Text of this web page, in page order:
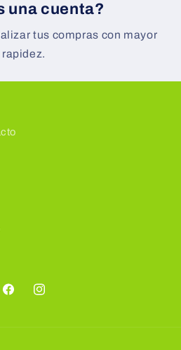
una cuenta?
tus compras con mayor
rapidez.
FacebookInstagram